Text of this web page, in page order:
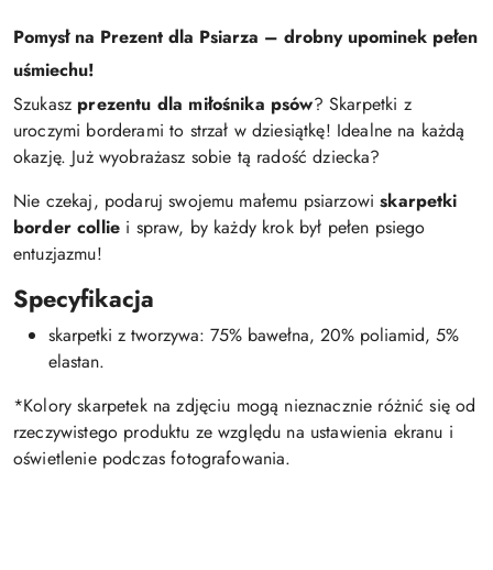
Pomysł na Prezent dla Psiarza – drobny upominek pełen
uśmiechu!
Szukasz prezentu dla miłośnika psów? Skarpetki z
uroczymi borderami to strzał w dziesiątkę! Idealne na każdą
okazję. Już wyobrażasz sobie tą radość dziecka?
Nie czekaj, podaruj swojemu małemu psiarzowiskarpetki
border collie i spraw, by każdy krok był pełen psiego
entuzjazmu!
Specyfikacja
skarpetki z tworzywa: 75% bawełna, 20% poliamid, 5%
elastan.
*Kolory skarpetek na zdjęciu mogą nieznacznie różnić się od
rzeczywistego produktu ze względu na ustawienia ekranu i
oświetlenie podczas fotografowania.